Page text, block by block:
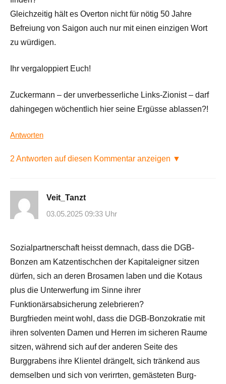
Gleichzeitig hält es Overton nicht für nötig 50 Jahre
Befreiung von Saigon auch nur mit einen einzigen Wort
zu würdigen.
Ihr vergaloppiert Euch!
Zuckermann – der unverbesserliche Links-Zionist – darf
dahingegen wöchentlich hier seine Ergüsse ablassen?!
Antworten
2 Antworten auf diesen Kommentar anzeigen ▼
Veit_Tanzt
03.05.2025 09:33 Uhr
Sozialpartnerschaft heisst demnach, dass die DGB-
Bonzen am Katzentischchen der Kapitaleigner sitzen
dürfen, sich an deren Brosamen laben und die Kotaus
plus die Unterwerfung im Sinne ihrer
Funktionärsabsicherung zelebrieren?
Burgfrieden meint wohl, dass die DGB-Bonzokratie mit
ihren solventen Damen und Herren im sicheren Raume
sitzen, während sich auf der anderen Seite des
Burggrabens ihre Klientel drängelt, sich tränkend aus
demselben und sich von verirrten, gemästeten Burg-